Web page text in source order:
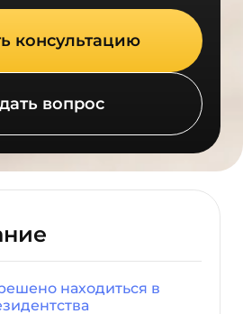
консультацию
вопрос
находиться в